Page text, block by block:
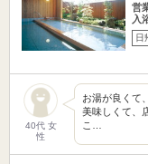
営
入
日
40代 女
性
お湯が良くて
美味しくて、
こ…